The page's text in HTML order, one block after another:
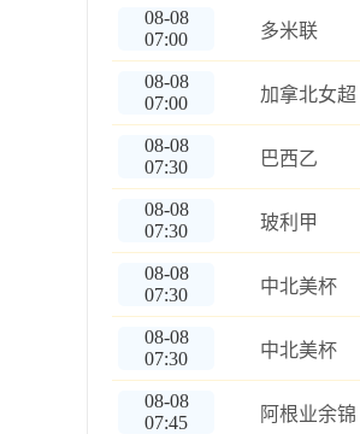
08-08
07:00
多米联
08-08
07:00
加拿北女超
08-08
07:30
巴西乙
08-08
07:30
玻利甲
08-08
07:30
中北美杯
08-08
07:30
中北美杯
08-08
07:45
阿根业余锦